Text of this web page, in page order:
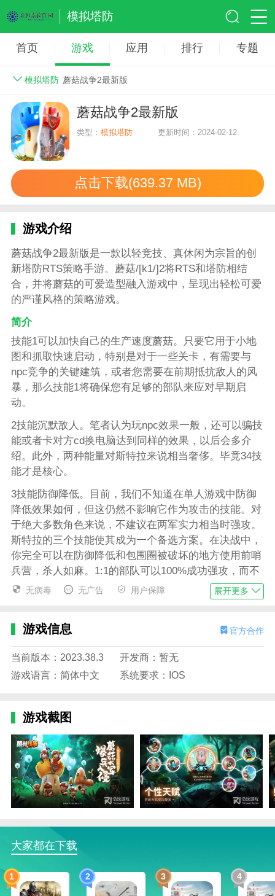
模拟塔防
首页 游戏 应用 排行 专题
模拟塔防 蘑菇战争2最新版
蘑菇战争2最新版
类型：模拟塔防 更新时间：2024-02-12
点击下载(639.37 MB)
游戏介绍
蘑菇战争2最新版是一款以轻竞技、真休闲为宗旨的创
新塔防RTS策略手游。蘑菇/[k1/]2将RTS和塔防相结
合，并将蘑菇的可爱造型融入游戏中，呈现出轻松可爱
的严谨风格的策略游戏。
简介
技能1可以加快自己的生产速度蘑菇。只要它用于小地
图和抓取快速启动，特别是对于一些关卡，有需要与
npc竞争的关键建筑，或者您需要在前期抵抗敌人的风
暴，那么技能1将确保您有足够的部队来应对早期启
动。
2技能沉默敌人。笔者认为玩npc效果一般，还可以骗技
能或者卡对方cd换电脑达到同样的效果，以后会多介
绍。此外，两种能量对斯特拉来说相当奢侈。毕竟34技
能才是核心。
3技能防御降低。目前，我们不知道在单人游戏中防御
降低效果如何，但这仍然不影响它作为攻击的技能。对
于绝大多数角色来说，不建议在两军实力相当时强攻。
斯特拉的三个技能使其成为一个备选方案。在决战中，
你完全可以在防御降低和包围圈被破坏的地方使用前哨
兵营，杀人如麻。1:1的部队可以100%成功强攻，而不
用担心士气损失和敌人支援（死亡）。
赛季被敌人斯特拉翻无数次的技能）绝对攻防技能。攻
即增援。此时兵变会导致敌方建筑瞬间沦陷，攻守失位
（可以快速补士气然后大规模进攻）。其他四个技能可
势，然后在后方组织增援。
游戏优势
“初学者的全新教程体验”
在本次更新中，我们对新手教程的流程和视觉体验进行
了全面优化。从下图中可以看到，我们不仅添加了具有
代表性的“蘑菇蝙蝠侠”作为我们的新手指导专员，使界
面看起来更加美观，而且还重新组织了新手流程，使整
体体验更加简单流畅。
我们还重新构建了所有接口。除了让界面看起来更简洁
无病毒 无广告 用户保障 展开更多
游戏信息 官方合作
当前版本：2023.38.3
开发商：暂无
游戏语言：简体中文
系统要求：IOS
游戏截图
大家都在下载
1 2 3 4